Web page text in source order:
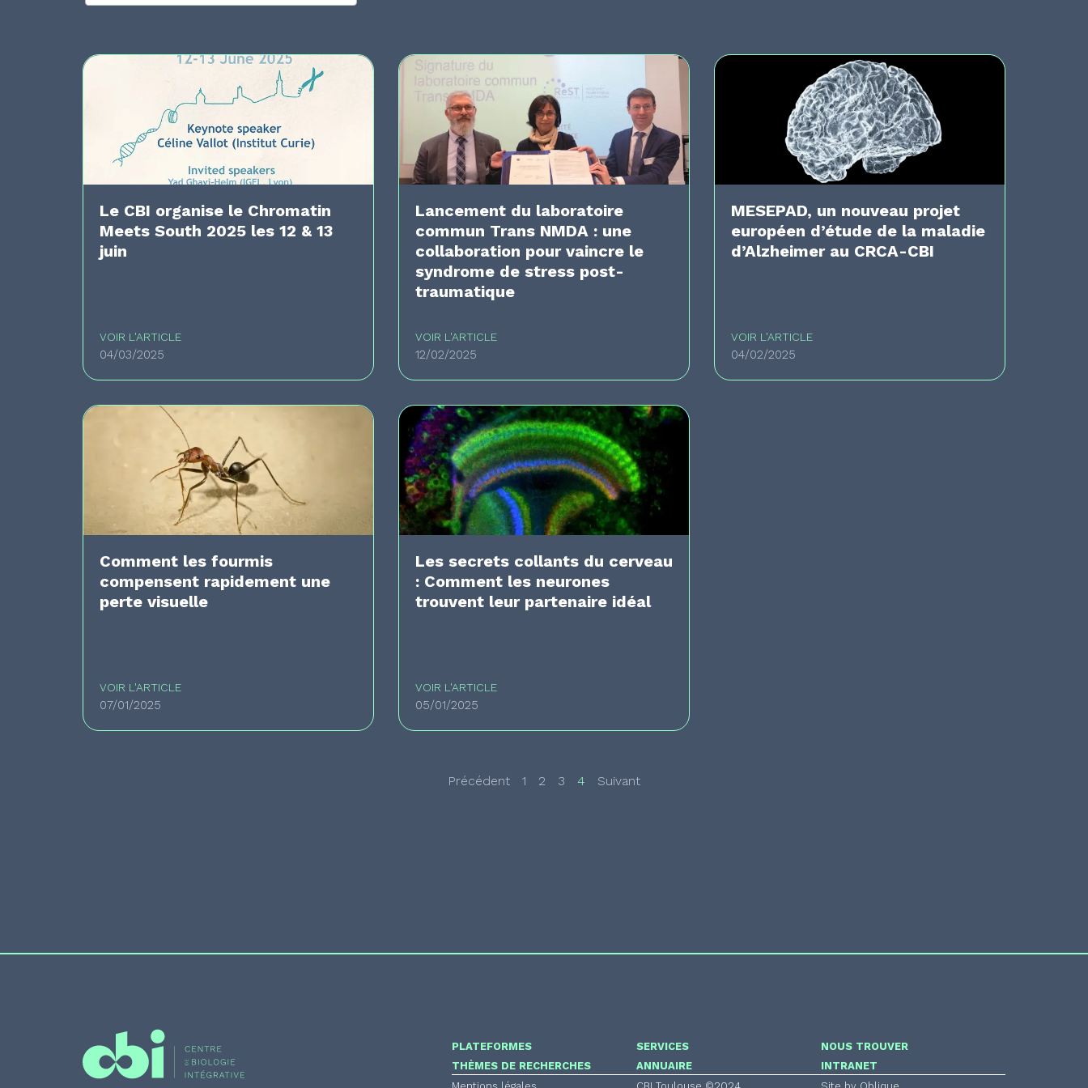
Le CBI organise le Chromatin
Meets South 2025 les 12 & 13
juin
VOIR L'ARTICLE
04/03/2025
Lancement du laboratoire
commun Trans NMDA : une
collaboration pour vaincre le
syndrome de stress post-
traumatique
VOIR L'ARTICLE
12/02/2025
MESEPAD, un nouveau projet
européen d’étude de la maladie
d’Alzheimer au CRCA-CBI
VOIR L'ARTICLE
04/02/2025
Comment les fourmis
compensent rapidement une
perte visuelle
VOIR L'ARTICLE
07/01/2025
Les secrets collants du cerveau
: Comment les neurones
trouvent leur partenaire idéal
VOIR L'ARTICLE
05/01/2025
Précédent 1 2 3 4 Suivant
PLATEFORMES
THÈMES DE RECHERCHES
SERVICES
ANNUAIRE
NOUS TROUVER
INTRANET